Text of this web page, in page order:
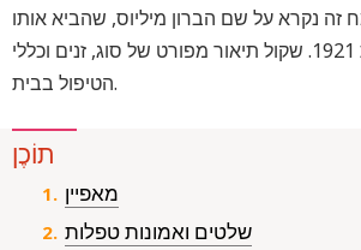
זה נקרא על שם הברון מיליוס, שהביא אותו
לצרפת בשנת 1921. שקול תיאור מפורט של סוג, זנים וכללי
הטיפול בבית.
תוֹכֶן
מאפיין
שלטים ואמונות טפלות